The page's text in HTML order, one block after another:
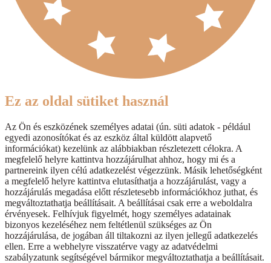
Ez az oldal sütiket használ
Az Ön és eszközének személyes adatai (ún. süti adatok - például
egyedi azonosítókat és az eszköz által küldött alapvető
információkat) kezelünk az alábbiakban részletezett célokra. A
megfelelő helyre kattintva hozzájárulhat ahhoz, hogy mi és a
partnereink ilyen célú adatkezelést végezzünk. Másik lehetőségként
a megfelelő helyre kattintva elutasíthatja a hozzájárulást, vagy a
hozzájárulás megadása előtt részletesebb információkhoz juthat, és
megváltoztathatja beállításait. A beállításai csak erre a weboldalra
érvényesek. Felhívjuk figyelmét, hogy személyes adatainak
bizonyos kezeléséhez nem feltétlenül szükséges az Ön
hozzájárulása, de jogában áll tiltakozni az ilyen jellegű adatkezelés
ellen. Erre a webhelyre visszatérve vagy az adatvédelmi
szabályzatunk segítségével bármikor megváltoztathatja a beállításait.